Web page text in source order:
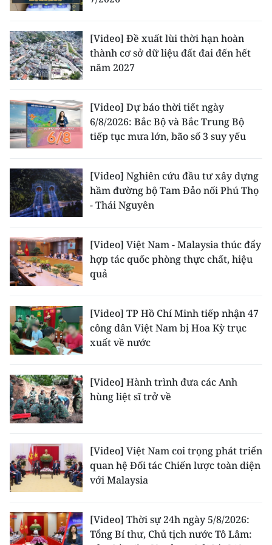
[Video] Đề xuất lùi thời hạn hoàn
thành cơ sở dữ liệu đất đai đến hết
năm 2027
[Video] Dự báo thời tiết ngày
6/8/2026: Bắc Bộ và Bắc Trung Bộ
tiếp tục mưa lớn, bão số 3 suy yếu
[Video] Nghiên cứu đầu tư xây dựng
hầm đường bộ Tam Đảo nối Phú Thọ
- Thái Nguyên
[Video] Việt Nam - Malaysia thúc đẩy
hợp tác quốc phòng thực chất, hiệu
quả
[Video] TP Hồ Chí Minh tiếp nhận 47
công dân Việt Nam bị Hoa Kỳ trục
xuất về nước
[Video] Hành trình đưa các Anh
hùng liệt sĩ trở về
[Video] Việt Nam coi trọng phát triển
quan hệ Đối tác Chiến lược toàn diện
với Malaysia
[Video] Thời sự 24h ngày 5/8/2026:
Tổng Bí thư, Chủ tịch nước Tô Lâm: